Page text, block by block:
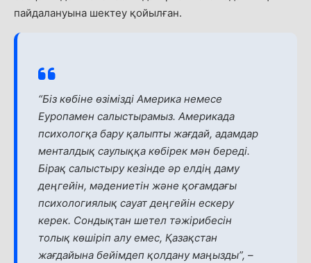
пайдалануына шектеу қойылған.
“Біз көбіне өзімізді Америка немесе
Еуропамен салыстырамыз. Америкада
психологқа бару қалыпты жағдай, адамдар
менталдық саулыққа көбірек мән береді.
Бірақ салыстыру кезінде әр елдің даму
деңгейін, мәдениетін және қоғамдағы
психологиялық сауат деңгейін ескеру
керек. Сондықтан шетел тәжірибесін
толық көшіріп алу емес, Қазақстан
жағдайына бейімдеп қолдану маңызды”, –